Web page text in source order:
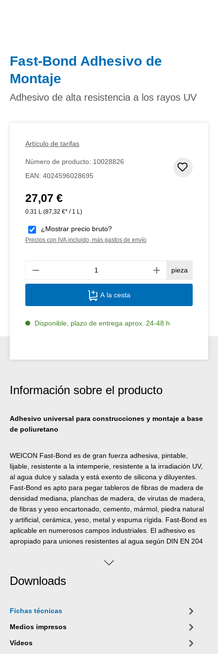
Fast-Bond Adhesivo de
Montaje
Adhesivo de alta resistencia a los rayos UV
Artículo de tarifas
Número de producto: 10028826
EAN: 4024596028695
Precio normal:
27,07 €
0.31 L (87,32 €* / 1 L)
¿Mostrar precio bruto?
Precios con IVA incluido, más gastos de envío
pieza
A la cesta
Disponible, plazo de entrega aprox. 24-48 h
Información sobre el producto
Adhesivo universal para construcciones y montaje a base
de poliuretano
WEICON Fast-Bond es de gran fuerza adhesiva, pintable,
lijable, resistente a la intemperie, resistente a la irradiación UV,
al agua dulce y salada y está exento de silicona y diluyentes.
Fast-Bond es apto para pegar tableros de fibras de madera de
densidad mediana, planchas de madera, de virutas de madera,
de fibras y yeso encartonado, cemento, mármol, piedra natural
y artificial, cerámica, yeso, metal y espuma rígida. Fast-Bond es
aplicable en numerosos campos industriales. El adhesivo es
apropiado para uniones resistentes al agua según DIN EN 204
Downloads
Fichas técnicas
Medios impresos
Vídeos